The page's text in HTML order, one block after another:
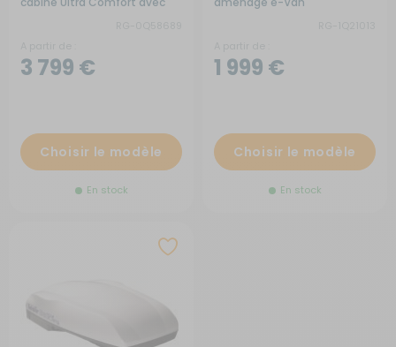
3 799 €
Choisir le modèle
En stock
1 999 €
Choisir le modèle
En stock